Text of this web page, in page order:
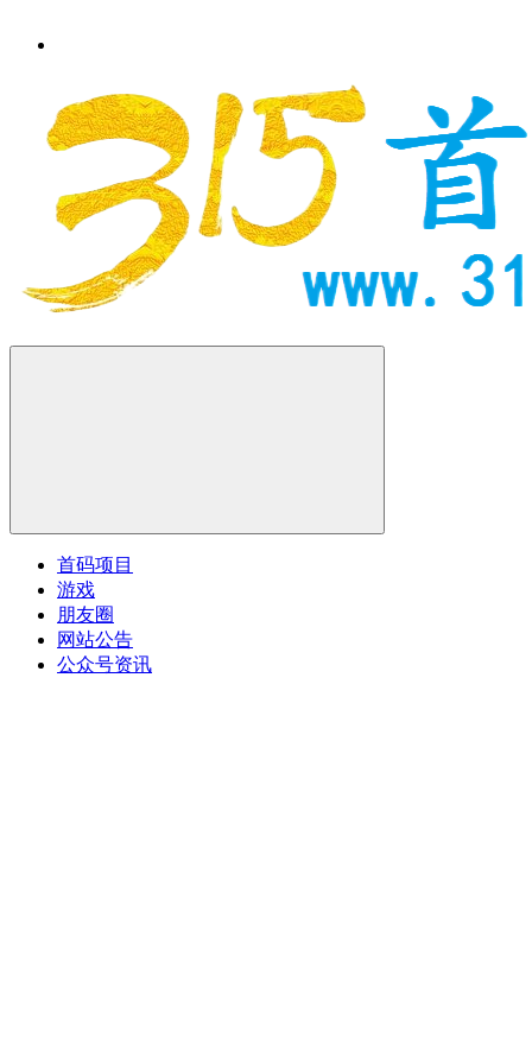
首码项目
游戏
朋友圈
网站公告
公众号资讯